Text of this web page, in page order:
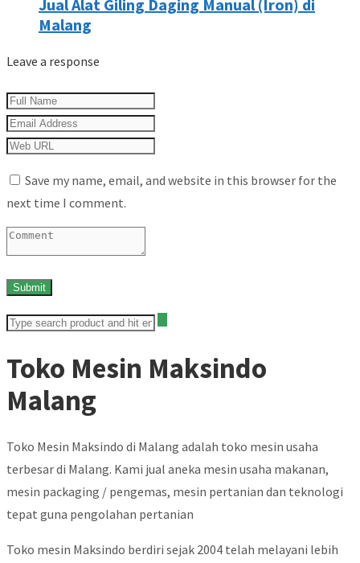
Jual Alat Giling Daging Manual (Iron) di
Malang
Leave a response
Save my name, email, and website in this browser for the
next time I comment.
Toko Mesin Maksindo
Malang
Toko Mesin Maksindo di Malang adalah toko mesin usaha
terbesar di Malang. Kami jual aneka mesin usaha makanan,
mesin packaging / pengemas, mesin pertanian dan teknologi
tepat guna pengolahan pertanian
Toko mesin Maksindo berdiri sejak 2004 telah melayani lebih